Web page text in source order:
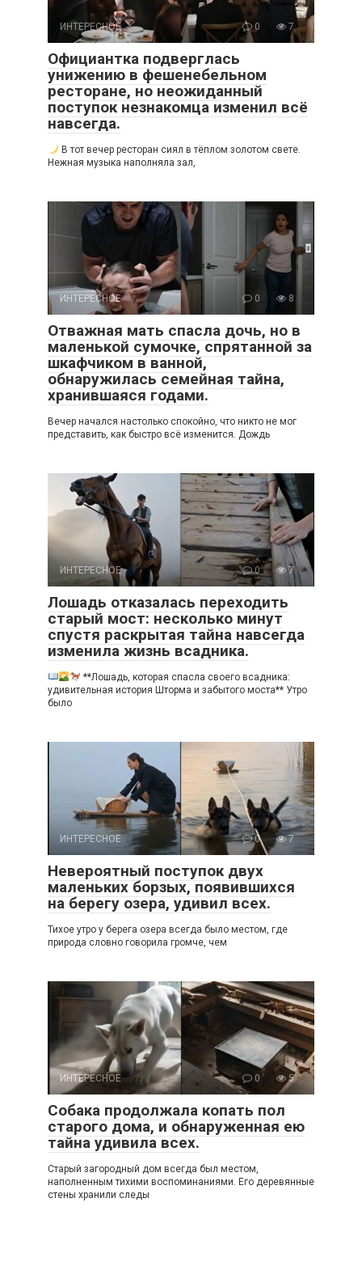
ИНТЕРЕСНОЕ 0 7
Официантка подверглась
унижению в фешенебельном
ресторане, но неожиданный
поступок незнакомца изменил всё
навсегда.
В тот вечер ресторан сиял в тёплом золотом свете.
Нежная музыка наполняла зал,
ИНТЕРЕСНОЕ 0 8
Отважная мать спасла дочь, но в
маленькой сумочке, спрятанной за
шкафчиком в ванной,
обнаружилась семейная тайна,
хранившаяся годами.
Вечер начался настолько спокойно, что никто не мог
представить, как быстро всё изменится. Дождь
ИНТЕРЕСНОЕ 0 7
Лошадь отказалась переходить
старый мост: несколько минут
спустя раскрытая тайна навсегда
изменила жизнь всадника.
**Лошадь, которая спасла своего всадника:
удивительная история Шторма и забытого моста** Утро
было
ИНТЕРЕСНОЕ 0 7
Невероятный поступок двух
маленьких борзых, появившихся
на берегу озера, удивил всех.
Тихое утро у берега озера всегда было местом, где
природа словно говорила громче, чем
ИНТЕРЕСНОЕ 0 5
Собака продолжала копать пол
старого дома, и обнаруженная ею
тайна удивила всех.
Старый загородный дом всегда был местом,
наполненным тихими воспоминаниями. Его деревянные
стены хранили следы